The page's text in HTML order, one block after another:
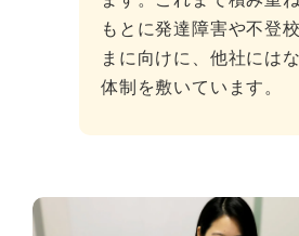
もとに発達障害や不登
まに向けに、他社には
体制を敷いています。